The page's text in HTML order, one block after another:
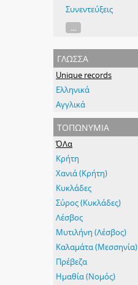
Συνεντεύξεις
...
γλώσσα
Unique records
Ελληνικά
Αγγλικά
τοπωνύμια
ΌΛα
Κρήτη
Χανιά (Κρήτη)
Κυκλάδες
Σύρος (Κυκλάδες)
Λέσβος
Μυτιλήνη (Λέσβος)
Καλαμάτα (Μεσσηνία)
Πρέβεζα
Ημαθία (Νομός)